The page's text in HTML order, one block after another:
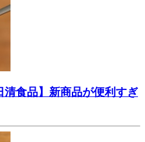
清食品】新商品が便利すぎ